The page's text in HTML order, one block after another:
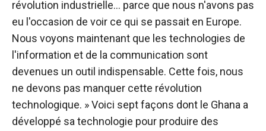
révolution industrielle… parce que nous n'avons pas
eu l'occasion de voir ce qui se passait en Europe.
Nous voyons maintenant que les technologies de
l'information et de la communication sont
devenues un outil indispensable. Cette fois, nous
ne devons pas manquer cette révolution
technologique. » Voici sept façons dont le Ghana a
développé sa technologie pour produire des